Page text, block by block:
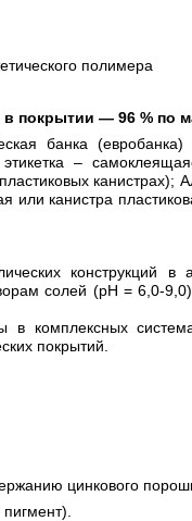
полимера
покрытии — 96 % по
банка
–
канистрах);
канистра
конструкций в
солей (pH = 6,0-
в комплексных
покрытий.
цинкового